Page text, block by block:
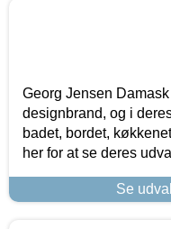
Georg Jensen
designbrand, og i
badet, bordet,
her for at se deres
Se